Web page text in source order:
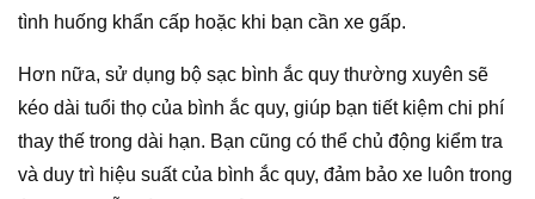
tình huống khẩn cấp hoặc khi bạn cần xe gấp.
Hơn nữa, sử dụng bộ sạc bình ắc quy thường xuyên sẽ
kéo dài tuổi thọ của bình ắc quy, giúp bạn tiết kiệm chi phí
thay thế trong dài hạn. Bạn cũng có thể chủ động kiểm tra
và duy trì hiệu suất của bình ắc quy, đảm bảo xe luôn trong